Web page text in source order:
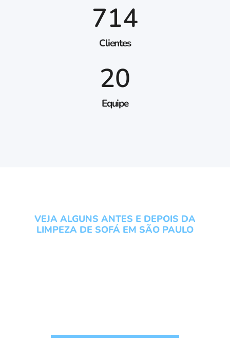
Clientes
714
Equipe
20
VEJA ALGUNS ANTES E DEPOIS DA
LIMPEZA DE SOFÁ EM SÃO PAULO